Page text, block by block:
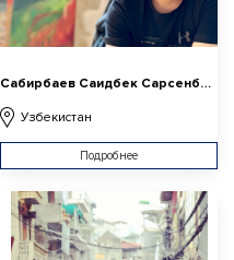
Сабирбаев Саидбек Сарсенбаевич
Узбекистан
Подробнее